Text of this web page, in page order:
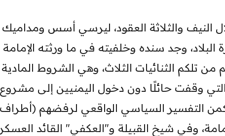
النيف والثلاثة العقود، ليرسي أسس ومداميك
وجد سنده وخلفيته في ما ورثته الإمامة
من تلكم الثنائيات الثلاث، وهي الشروط المادية
التي وقفت حائلًا دون دخول اليمنيين إلى مشروع
يكمن التفسير السياسي الواقعي لرفضهم (أطراف
وفي شيخ القبيلة و"العكفي" القائد